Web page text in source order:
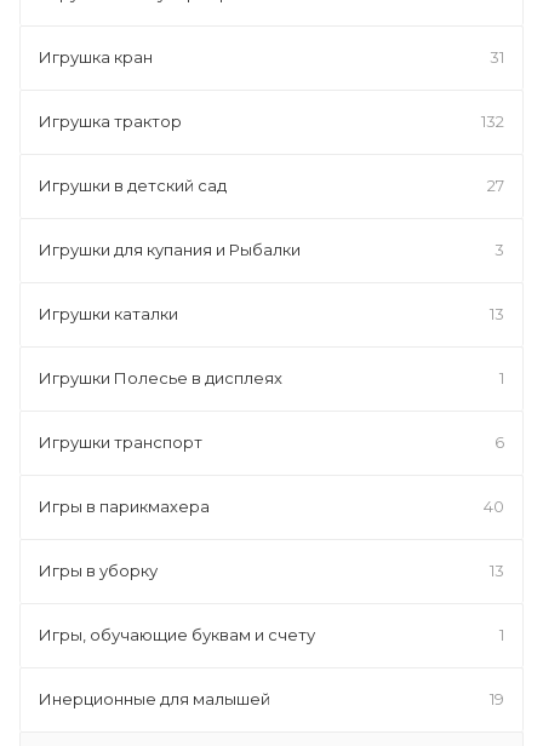
Игрушка кран 31
Игрушка трактор 132
Игрушки в детский сад 27
Игрушки для купания и Рыбалки 3
Игрушки каталки 13
Игрушки Полесье в дисплеях 1
Игрушки транспорт 6
Игры в парикмахера 40
Игры в уборку 13
Игры, обучающие буквам и счету 1
Инерционные для малышей 19